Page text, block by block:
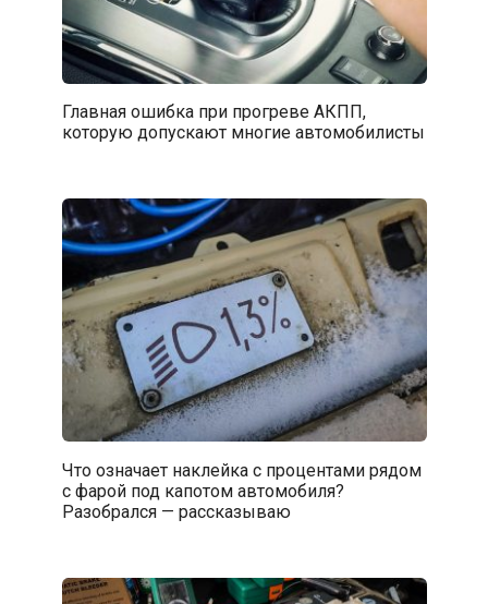
Главная ошибка при прогреве АКПП,
которую допускают многие автомобилисты
Что означает наклейка с процентами рядом
с фарой под капотом автомобиля?
Разобрался — рассказываю